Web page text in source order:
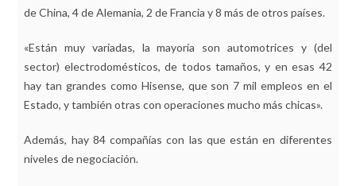
de China, 4 de Alemania, 2 de Francia y 8 más de otros países.
«Están muy variadas, la mayoría son automotrices y (del
sector) electrodomésticos, de todos tamaños, y en esas 42
hay tan grandes como Hisense, que son 7 mil empleos en el
Estado, y también otras con operaciones mucho más chicas».
Además, hay 84 compañías con las que están en diferentes
niveles de negociación.